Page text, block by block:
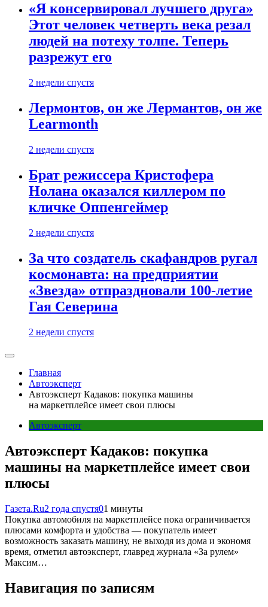
«Я консервировал лучшего друга»
Этот человек четверть века резал
людей на потеху толпе. Теперь
разрежут его
2 недели спустя
Лермонтов, он же Лермантов, он же
Learmonth
2 недели спустя
Брат режиссера Кристофера
Нолана оказался киллером по
кличке Оппенгеймер
2 недели спустя
За что создатель скафандров ругал
космонавта: на предприятии
«Звезда» отпраздновали 100-летие
Гая Северина
2 недели спустя
Главная
Автоэксперт
Автоэксперт Кадаков: покупка машины
на маркетплейсе имеет свои плюсы
Автоэксперт
Автоэксперт Кадаков: покупка
машины на маркетплейсе имеет свои
плюсы
Газета.Ru2 года спустя01 минуты
Покупка автомобиля на маркетплейсе пока ограничивается
плюсами комфорта и удобства — покупатель имеет
возможность заказать машину, не выходя из дома и экономя
время, отметил автоэксперт, главред журнала «За рулем»
Максим…
Навигация по записям